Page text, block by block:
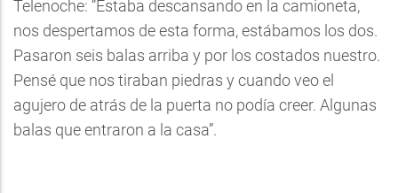
Telenoche: “Estaba descansando en la camioneta,
nos despertamos de esta forma, estábamos los dos.
Pasaron seis balas arriba y por los costados nuestro.
Pensé que nos tiraban piedras y cuando veo el
agujero de atrás de la puerta no podía creer. Algunas
balas que entraron a la casa”.